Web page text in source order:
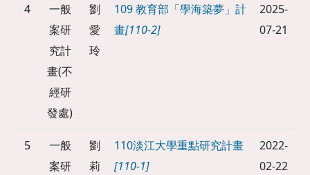
4
一般
案研
究計
畫(不
經研
發處)
劉
愛
玲
109 教育部「學海築夢」計
畫[110-2]
2025-
07-21
5
一般
案研
劉
莉
110淡江大學重點研究計畫
[110-1]
2022-
02-22